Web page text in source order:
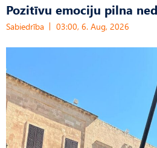
Pozitīvu emociju pilna
Sabiedrība 03:00, 6. Aug, 2026